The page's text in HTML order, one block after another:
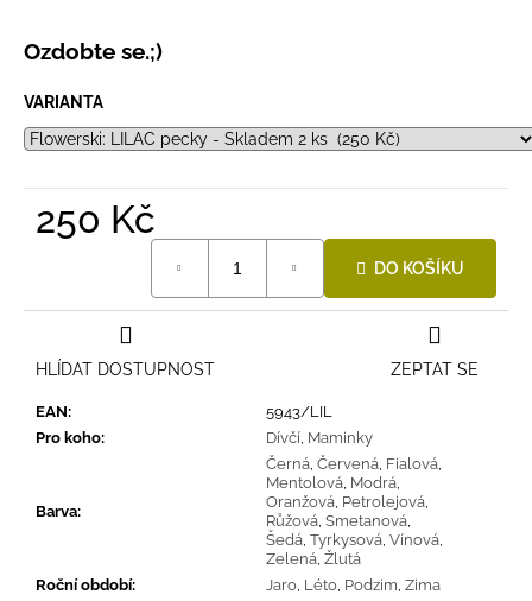
Ozdobte se.;)
VARIANTA
250 Kč
DO KOŠÍKU
EAN:
5943/LIL
Pro koho: Dívčí, Maminky
Barva:
Černá, Červená, Fialová,
Mentolová, Modrá,
Oranžová, Petrolejová,
Růžová, Smetanová,
Šedá, Tyrkysová, Vínová,
Zelená, Žlutá
Roční období: Jaro, Léto, Podzim, Zima
ZEPTAT SE
HLÍDAT DOSTUPNOST